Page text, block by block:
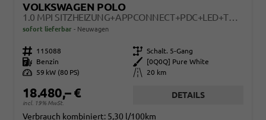
VOLKSWAGEN POLO
1.0 MPI SITZHEIZUNG+APPCONNECT+PDC+LED+TOUCH+LICHTSENSOR+MULTILENKRAD
sofort lieferbar Neuwagen
Fahrzeugnr. 115088 Getriebe Schalt. 5-Gang
Kraftstoff
Benzin Außenfarbe
[0Q0Q] Pure White
Leistung
59 kW (80 PS) Kilometerstand 20 km
18.480,– €
incl. 19% MwSt.
DETAILS
Verbrauch kombiniert: 5,30 l/100km